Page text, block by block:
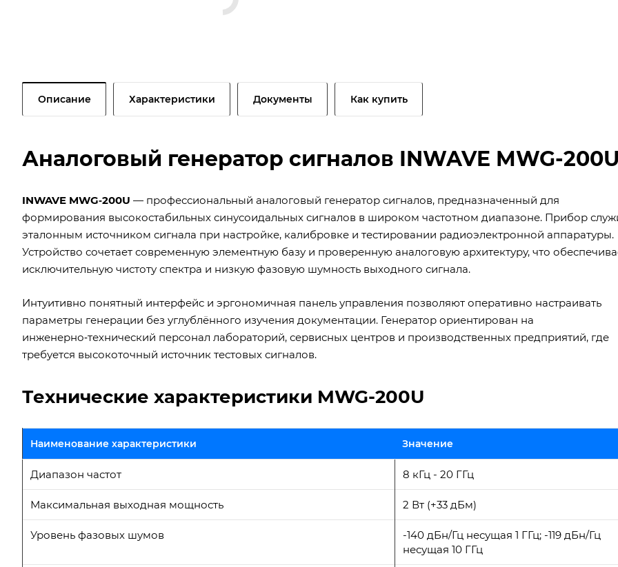
Описание Характеристики Документы Как купить
Аналоговый генератор сигналов INWAVE MWG-200U
INWAVE MWG‑200U — профессиональный аналоговый генератор сигналов, предназначенный для
формирования высокостабильных синусоидальных сигналов в широком частотном диапазоне. Прибор
эталонным источником сигнала при настройке, калибровке и тестировании радиоэлектронной аппаратуры.
Устройство сочетает современную элементную базу и проверенную аналоговую архитектуру, что
исключительную чистоту спектра и низкую фазовую шумность выходного сигнала.
Интуитивно понятный интерфейс и эргономичная панель управления позволяют оперативно настраивать
параметры генерации без углублённого изучения документации. Генератор ориентирован на
инженерно‑технический персонал лабораторий, сервисных центров и производственных предприятий, где
требуется высокоточный источник тестовых сигналов.
Технические характеристики MWG-200U
Наименование характеристики Значение
Диапазон частот 8 кГц - 20 ГГц
Максимальная выходная мощность 2 Вт (+33 дБм)
Уровень фазовых шумов
-140 дБн/Гц несущая 1 ГГц; -119 дБн/Гц
несущая 10 ГГц